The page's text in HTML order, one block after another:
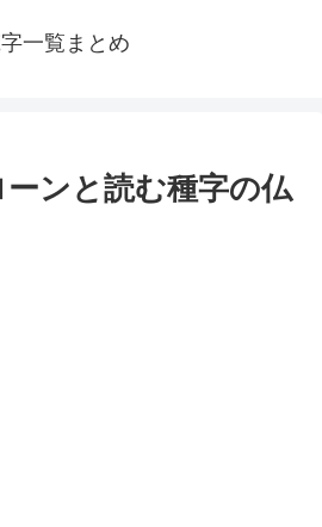
一覧まとめ
ンと読む種字の仏